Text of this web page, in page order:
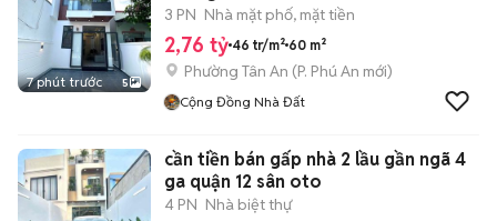
7 phút trước 5
3 PN Nhà mặt phố, mặt tiền
2,76 tỷ 46 tr/m² 60 m²
Phường Tân An (P. Phú An mới)
Cộng Đồng Nhà Đất
cần tiền bán gấp nhà 2 lầu gần ngã 4
ga quận 12 sân oto
4 PN Nhà biệt thự